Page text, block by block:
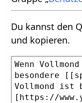
Du kannst den
und kopieren.